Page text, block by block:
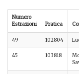
Numero
Estrazioni
Pratica
49 102804
45 103818